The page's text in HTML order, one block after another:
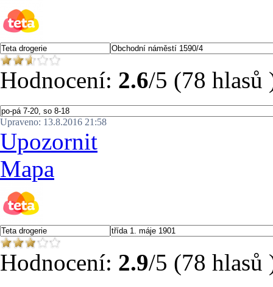
Hodnocení: 2.6/5 (78 hlasů
Upraveno: 13.8.2016 21:58
Upozornit
Mapa
Hodnocení: 2.9/5 (78 hlasů